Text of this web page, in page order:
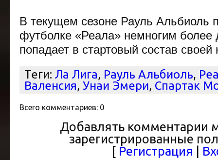
В текущем сезоне Рауль Альбиоль
футболке «Реала» немногим более
попадает в стартовый состав
Теги: Ла Лига, Рауль Альбиоль,
Валенсия, Унаи Эмери, Спартак
Всего комментариев: 0
Добавлять комментарии
зарегистрированные
[ Регистрация